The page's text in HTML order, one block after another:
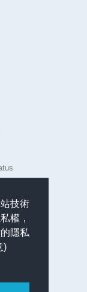
技術
權，
隱私
)